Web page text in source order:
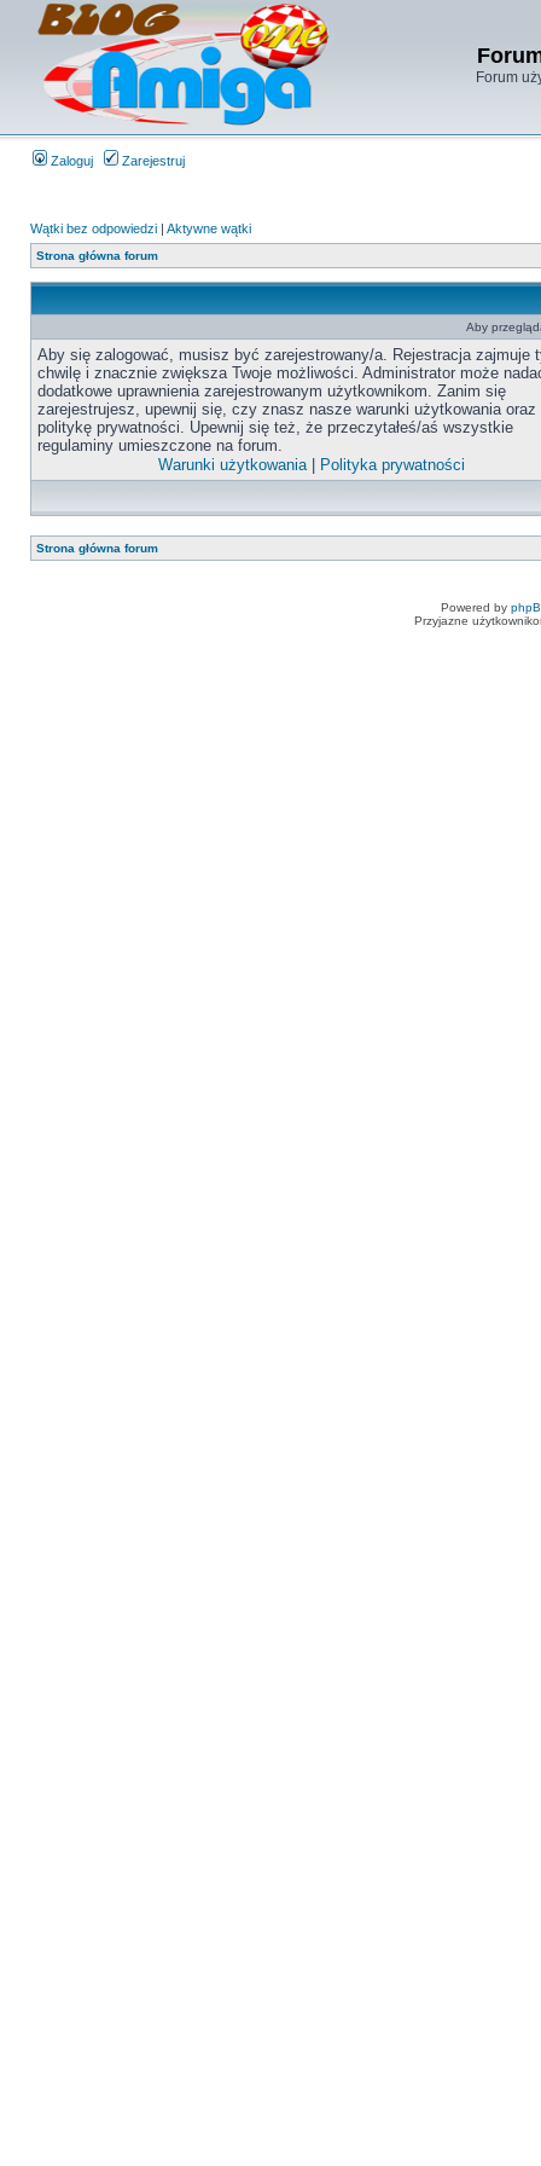
Forum
Zaloguj Zarejestruj
Wątki bez odpowiedzi | Aktywne wątki
Strona główna forum
Aby
Aby się zalogować, musisz być zarejestrowany/a. Rejestracja zajmuje
chwilę i znacznie zwiększa Twoje możliwości. Administrator może
dodatkowe uprawnienia zarejestrowanym użytkownikom. Zanim się
zarejestrujesz, upewnij się, czy znasz nasze warunki użytkowania oraz
politykę prywatności. Upewnij się też, że przeczytałeś/aś wszystkie
regulaminy umieszczone na forum.
Warunki użytkowania| Polityka prywatności
Strona główna forum
Powered by
Przyjazne